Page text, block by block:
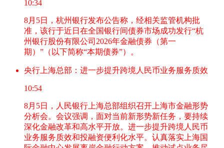
10:34
8月5日，杭州银行发布公告称，经相关监管机构批
准，该行于近日在全国银行间债券市场成功发行“杭
州银行股份有限公司2026年金融债券（第一
期）”（以下简称“本期债券”）。
央行上海总部：进一步提升跨境人民币业务服务质效
10:54
8月5日，人民银行上海总部组织召开上海市金融形势
分析会。会议强调，面对当前新形势新任务，要持续
深化金融改革和高水平开放。进一步提升跨境人民币
业务服务质效和投融资便利化水平。认真落实上海国